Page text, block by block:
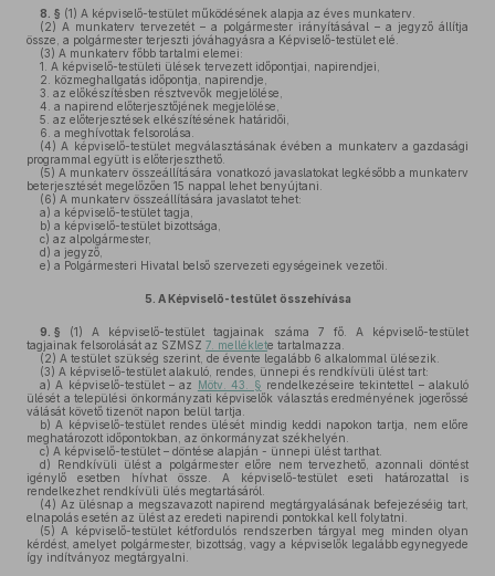
8. § (1) A képviselő-testület működésének alapja az éves munkaterv.
(2) A munkaterv tervezetét – a polgármester irányításával – a jegyző állítja
össze, a polgármester terjeszti jóváhagyásra a Képviselő-testület elé.
(3) A munkaterv főbb tartalmi elemei:
1. A képviselő-testületi ülések tervezett időpontjai, napirendjei,
2.
közmeghallgatás időpontja, napirendje,
3. az előkészítésben résztvevők megjelölése,
4. a napirend előterjesztőjének megjelölése,
5. az előterjesztések elkészítésének határidői,
6. a meghívottak felsorolása.
(4) A képviselő-testület megválasztásának évében a munkaterv a gazdasági
programmal együtt is előterjeszthető.
(5) A munkaterv összeállítására vonatkozó javaslatokat legkésőbb a munkaterv
beterjesztését megelőzően 15 nappal lehet benyújtani.
(6) A munkaterv összeállítására javaslatot tehet:
a) a képviselő-testület tagja,
b) a képviselő-testület bizottsága,
c) az alpolgármester,
d) a jegyző,
e) a Polgármesteri Hivatal belső szervezeti egységeinek vezetői.
5. A Képviselő-testület összehívása
9. § (1) A képviselő-testület tagjainak száma 7 fő. A képviselő-testület
tagjainak felsorolását az SZMSZ 7. melléklete tartalmazza.
(2) A testület szükség szerint, de évente legalább 6 alkalommal ülésezik.
(3) A képviselő-testület alakuló, rendes, ünnepi és rendkívüli ülést tart:
a) A képviselő-testület – az Mötv. 43. § rendelkezéseire tekintettel – alakuló
ülését a települési önkormányzati képviselők választás eredményének jogerőssé
válását követő tizenöt napon belül tartja.
b) A képviselő-testület rendes ülését mindig keddi napokon tartja, nem előre
meghatározott időpontokban, az önkormányzat székhelyén.
c) A képviselő-testület – döntése alapján - ünnepi ülést tarthat.
d) Rendkívüli ülést a polgármester előre nem tervezhető, azonnali döntést
igénylő esetben hívhat össze. A képviselő-testület eseti határozattal is
rendelkezhet rendkívüli ülés megtartásáról.
(4) Az ülésnap a megszavazott napirend megtárgyalásának befejezéséig tart,
elnapolás esetén az ülést az eredeti napirendi pontokkal kell folytatni.
(5) A képviselő-testület kétfordulós rendszerben tárgyal meg minden olyan
kérdést, amelyet polgármester, bizottság, vagy a képviselők legalább egynegyede
így indítványoz megtárgyalni.